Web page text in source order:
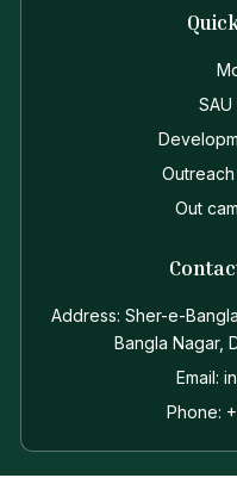
Out
Address: Sher-e-
Bangla Nagar,
Email:
Phone: